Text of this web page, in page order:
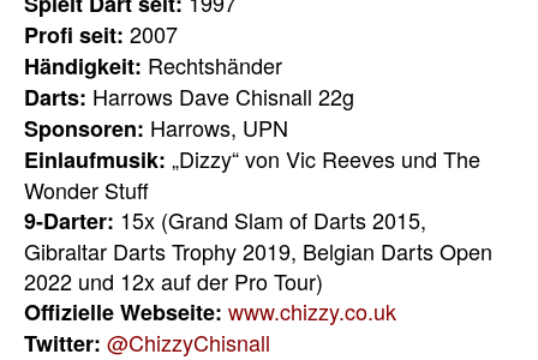
Profi seit: 2007
Händigkeit: Rechtshänder
Darts: Harrows Dave Chisnall 22g
Sponsoren: Harrows, UPN
Einlaufmusik: „Dizzy“ von Vic Reeves und The
Wonder Stuff
9-Darter: 15x (Grand Slam of Darts 2015,
Gibraltar Darts Trophy 2019, Belgian Darts Open
2022 und 12x auf der Pro Tour)
Offizielle Webseite: www.chizzy.co.uk
Twitter: @ChizzyChisnall